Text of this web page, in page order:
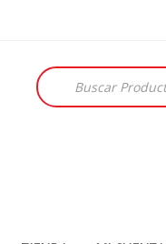
Búsqueda
de
productos